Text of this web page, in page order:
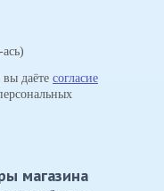
даёте согласие
магазина